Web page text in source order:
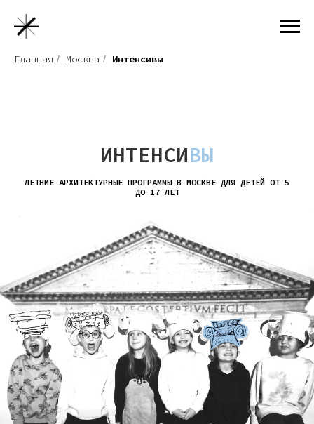
Главная / Москва / Интенсивы
ИНТЕНСИВЫ
ЛЕТНИЕ АРХИТЕКТУРНЫЕ ПРОГРАММЫ В МОСКВЕ ДЛЯ ДЕТЕЙ ОТ 5
ДО 17 ЛЕТ